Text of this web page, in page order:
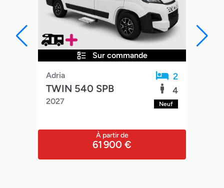
Sur commande
Adria
TWIN 540 SPB
2027
2
4
Neuf
À partir de
61 900 €